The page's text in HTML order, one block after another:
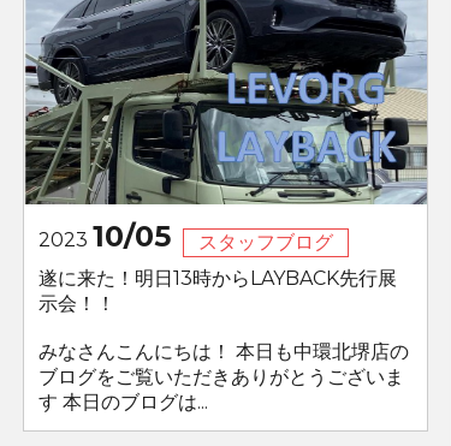
2023 10/05
スタッフブログ
遂に来た！明日13時からLAYBACK先行展
示会！！
みなさんこんにちは！ 本日も中環北堺店の
ブログをご覧いただきありがとうございま
す 本日のブログは...